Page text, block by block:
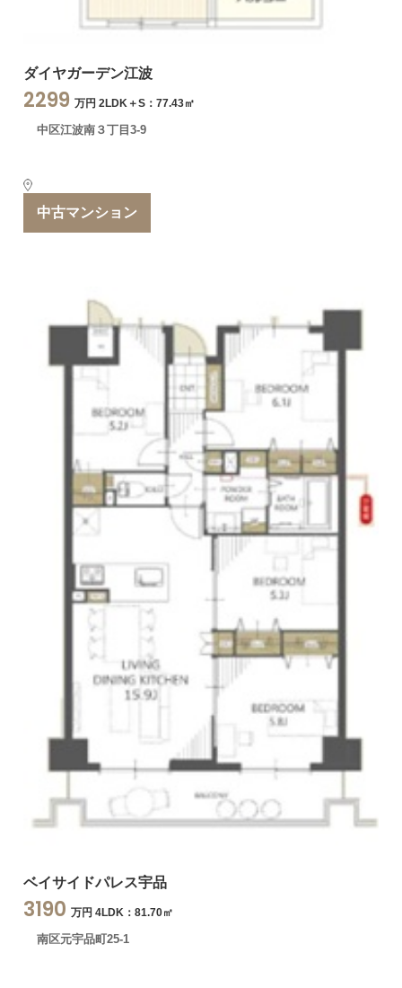
ダイヤガーデン江波
2299 万円 2LDK＋S：77.43㎡
中区江波南３丁目3-9
中古マンション
ベイサイドパレス宇品
3190 万円 4LDK：81.70㎡
南区元宇品町25-1